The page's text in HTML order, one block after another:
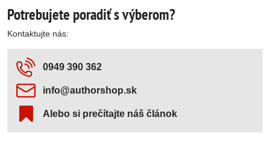
Potrebujete poradiť s výberom?
Kontaktujte nás:
0949 390 362
info​@authorshop​.sk
Alebo si prečítajte náš článok